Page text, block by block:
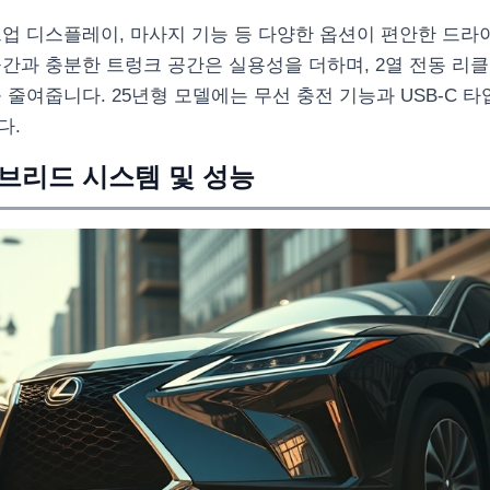
디스플레이, 마사지 기능 등 다양한 옵션이 편안한 드라
과 충분한 트렁크 공간은 실용성을 더하며, 2열 전동 리
여줍니다. 25년형 모델에는 무선 충전 기능과 USB-C 타
.
리드 시스템 및 성능